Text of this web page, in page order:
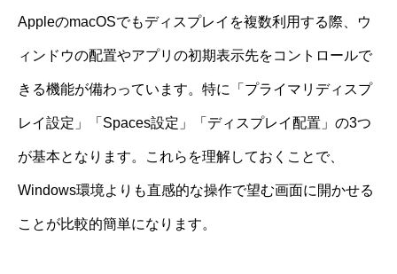
AppleのmacOSでもディスプレイを複数利用する際、ウ
ィンドウの配置やアプリの初期表示先をコントロールで
きる機能が備わっています。特に「プライマリディスプ
レイ設定」「Spaces設定」「ディスプレイ配置」の3つ
が基本となります。これらを理解しておくことで、
Windows環境よりも直感的な操作で望む画面に開かせる
ことが比較的簡単になります。